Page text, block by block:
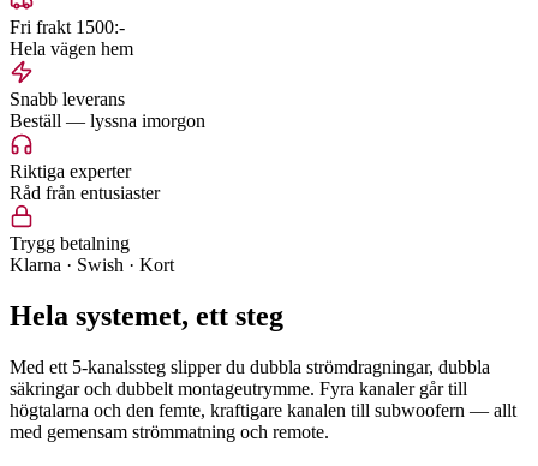
Fri frakt 1500:-
Hela vägen hem
Snabb leverans
Beställ — lyssna imorgon
Riktiga experter
Råd från entusiaster
Trygg betalning
Klarna · Swish · Kort
Hela systemet, ett steg
Med ett 5-kanalssteg slipper du dubbla strömdragningar, dubbla
säkringar och dubbelt montageutrymme. Fyra kanaler går till
högtalarna och den femte, kraftigare kanalen till subwoofern — allt
med gemensam strömmatning och remote.